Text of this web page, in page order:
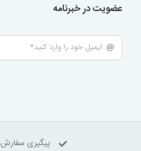
عضویت در خبرنامه
پیگیری سفارش